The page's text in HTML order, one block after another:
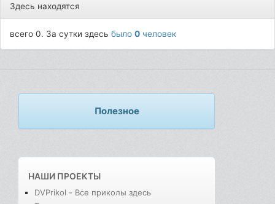
Здесь находятся
всего 0. За сутки здесьбыло0 человек
Полезное
НАШИ ПРОЕКТЫ
DVPrikol - Все приколы здесь